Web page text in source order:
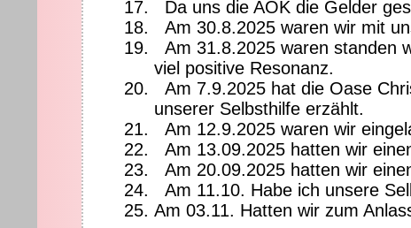
Da uns die AOK die Gelder
Am 30.8.2025 waren wir mit
Am 31.8.2025 waren standen
viel positive Resonanz.
Am 7.9.2025 hat die Oase
unserer Selbsthilfe erzählt.
Am 12.9.2025 waren wir
Am 13.09.2025 hatten wir
Am 20.09.2025 hatten wir
Am 11.10. Habe ich unsere
Am 03.11. Hatten wir zum